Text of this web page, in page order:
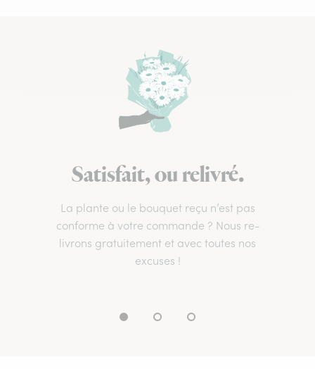
Satisfait, ou relivré.
La plante ou le bouquet reçu n’est pas
conforme à votre commande ? Nous re-
livrons gratuitement et avec toutes nos
excuses !